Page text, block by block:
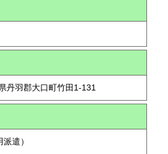
羽郡大口町竹田1-131
派遣）